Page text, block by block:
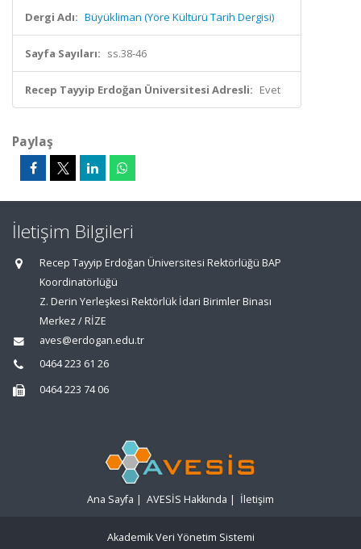
Dergi Adı: Büyükliman (Yöre Kültürü Tarih Dergisi)
Sayfa Sayıları: ss.38-46
Recep Tayyip Erdoğan Üniversitesi Adresli: Evet
Paylaş
İletişim Bilgileri
Recep Tayyip Erdoğan Üniversitesi Rektörlüğü BAP
Koordinatörlüğü
Z. Derin Yerleşkesi Rektörlük İdari Birimler Binası
Merkez / RİZE
aves@erdogan.edu.tr
0464 223 61 26
0464 223 74 06
Ana Sayfa | AVESİS Hakkında | İletişim
Akademik Veri Yönetim Sistemi